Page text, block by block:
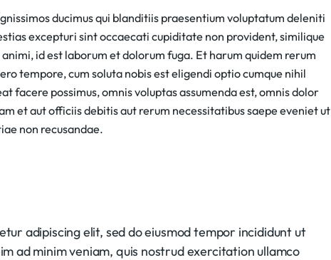
ducimus qui blanditiis praesentium voluptatum deleniti
excepturi sint occaecati cupiditate non provident, similique
id est laborum et dolorum fuga. Et harum quidem rerum
tempore, cum soluta nobis est eligendi optio cumque nihil
facere possimus, omnis voluptas assumenda est, omnis dolor
et aut officiis debitis aut rerum necessitatibus saepe eveniet ut
non recusandae.
adipiscing elit, sed do eiusmod tempor incididunt ut
ad minim veniam, quis nostrud exercitation ullamco